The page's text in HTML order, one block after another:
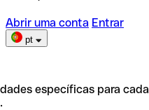
Abrir uma conta Entrar
pt
específicas para cada